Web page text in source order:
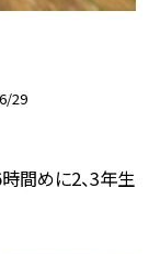
29
間めに2、3年生